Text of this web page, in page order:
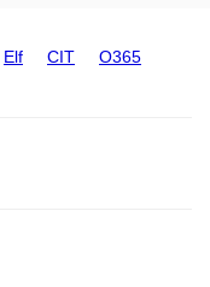
Elf CIT O365